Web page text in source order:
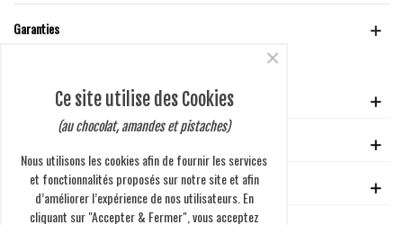
Garanties
VOTRE COMPTE
EN SAVOIR PLUS
Ce site utilise des Cookies
(au chocolat, amandes et pistaches)
Nous utilisons les cookies afin de fournir les services
et fonctionnalités proposés sur notre site et afin
d’améliorer l’expérience de nos utilisateurs. En
cliquant sur "Accepter & Fermer", vous acceptez
×